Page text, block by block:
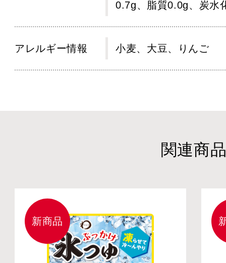
0.7g、脂質0.0g、炭水
アレルギー情報 小麦、大豆、りんご
関連商
新商品